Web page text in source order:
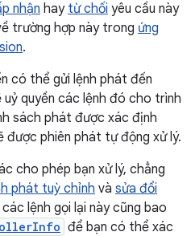
nhận hay từ chối yêu cầu này
trường hợp này trong ứng
.
có thể gửi lệnh phát đến
uỷ quyền các lệnh đó cho trình
sách phát được xác định
được phiên phát tự động xử lý.
cho phép bạn xử lý, chẳng
phát tuỳ chỉnh và sửa đổi
lệnh gọi lại này cũng bao
để bạn có thể xác